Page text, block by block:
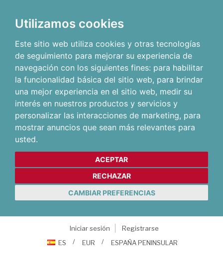
Utilizamos cookies
Este sitio web utiliza cookies y otras tecnologías
de seguimiento para mejorar su experiencia de
navegación con los siguientes fines: para habilitar
la funcionalidad básica del sitio web, para brindar
una mejor experiencia en el sitio web, medir su
interés en nuestros productos y servicios y
personalizar las interacciones de marketing, para
mostrar anuncios que sean más relevantes para
usted.
ACEPTAR
RECHAZAR
CAMBIAR PREFERENCIAS
Iniciar sesión
Registrarse
ES
EUR ESPAÑA PENINSULAR